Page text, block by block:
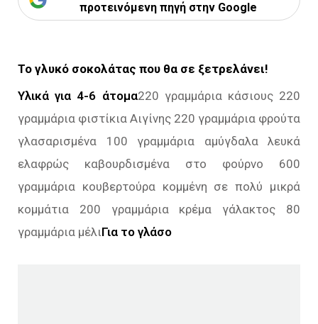
προτεινόμενη πηγή στην Google
Το γλυκό σοκολάτας που θα σε ξετρελάνει!
Υλικά για 4-6 άτομα220 γραμμάρια κάσιους 220
γραμμάρια φιστίκια Αιγίνης 220 γραμμάρια φρούτα
γλασαρισμένα 100 γραμμάρια αμύγδαλα λευκά
ελαφρώς καβουρδισμένα στο φούρνο 600
γραμμάρια κουβερτούρα κομμένη σε πολύ μικρά
κομμάτια 200 γραμμάρια κρέμα γάλακτος 80
γραμμάρια μέλιΓια το γλάσο